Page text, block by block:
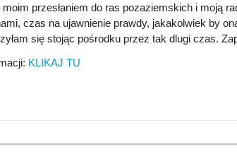
przesłaniem do ras pozaziemskich i moją
czas na ujawnienie prawdy, jakakolwiek by
się stojąc pośrodku przez tak dlugi czas.
KLIKAJ TU